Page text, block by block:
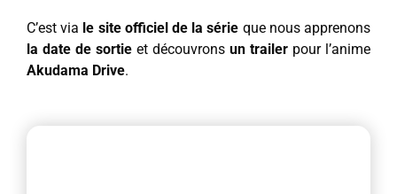
C’est via le site officiel de la série que nous apprenons
la date de sortie et découvrons un trailer pour l’anime
Akudama Drive.